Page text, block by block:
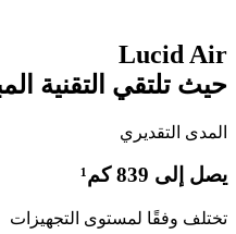
Lucid Air
حيث تلتقي التقنية
المدى التقديري
يصل إلى 839 كم¹
تختلف وفقًا لمستوى التجهيزات